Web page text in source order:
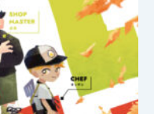
大企業の採用サイト